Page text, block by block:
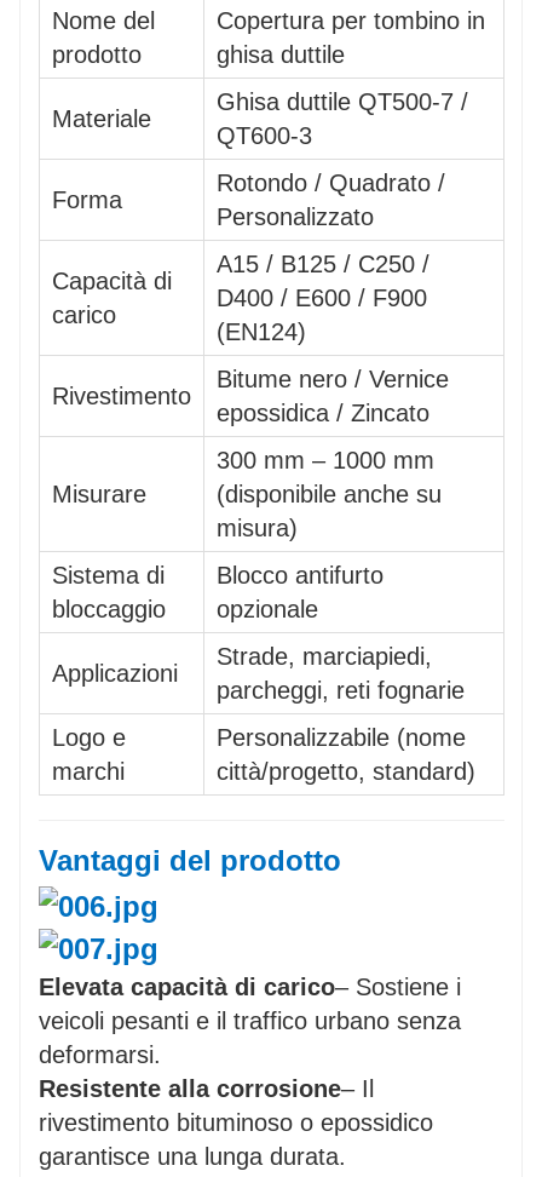
Nome del
prodotto
Copertura per tombino in
ghisa duttile
Materiale
Ghisa duttile QT500-7 /
QT600-3
Forma
Rotondo / Quadrato /
Personalizzato
Capacità di
carico
A15 / B125 / C250 /
D400 / E600 / F900
(EN124)
Rivestimento
Bitume nero / Vernice
epossidica / Zincato
Misurare
300 mm – 1000 mm
(disponibile anche su
misura)
Sistema di
bloccaggio
Blocco antifurto
opzionale
Applicazioni
Strade, marciapiedi,
parcheggi, reti fognarie
Logo e
marchi
Personalizzabile (nome
città/progetto, standard)
Vantaggi del prodotto
Elevata capacità di carico– Sostiene i
veicoli pesanti e il traffico urbano senza
deformarsi.
Resistente alla corrosione– Il
rivestimento bituminoso o epossidico
garantisce una lunga durata.